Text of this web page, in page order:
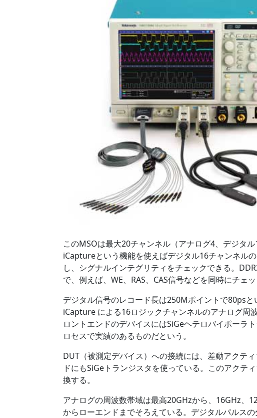
このMSOは最大20チャンネル（アナログ4、デジタ
iCaptureという機能を使えばデジタル16チャンネル
し、シグナルインテグリティをチェックできる。
で、例えば、WE、RAS、CAS信号などを同時にチェッ
デジタル信号のレコード長は250Mポイントで80psと
iCapture による16ロジックチャンネルのアナログ周
ロントエンドのデバイスにはSiGeヘテロバイポーラ
ロセスで実績のあるものだという。
DUT（被測定デバイス）への接続には、差動アクテ
ドにもSiGeトランジスタを使っている。このアクテ
換する。
アナログの周波数帯域は最高20GHzから、16GHz、
からローエンドまでそろえている。デジタルパルス